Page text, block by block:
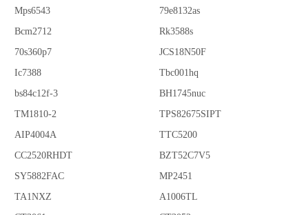
Mps6543 79e8132as
Bcm2712 Rk3588s
70s360p7 JCS18N50F
Ic7388 Tbc001hq
bs84c12f-3 BH1745nuc
TM1810-2 TPS82675SIPT
AIP4004A TTC5200
CC2520RHDT BZT52C7V5
SY5882FAC MP2451
TA1NXZ A1006TL